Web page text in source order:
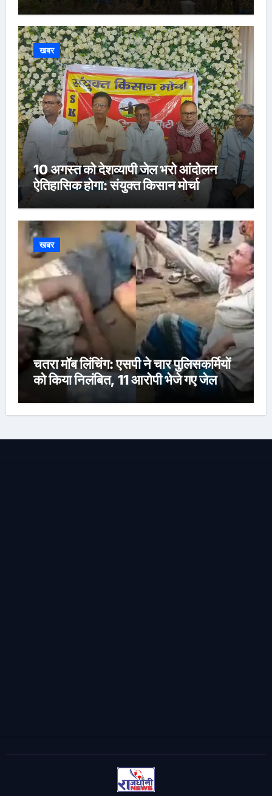
खबर
10 अगस्त को देशव्यापी जेल भरो आंदोलन
ऐतिहासिक होगा: संयुक्त किसान मोर्चा
खबर
चतरा मॉब लिंचिंग: एसपी ने चार पुलिसकर्मियों
को किया निलंबित, 11 आरोपी भेजे गए जेल